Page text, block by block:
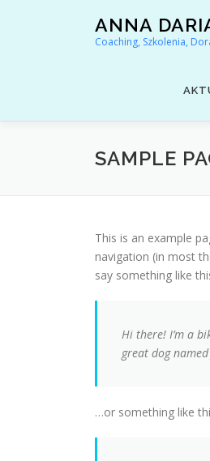
ANNA
Coaching, Szkolenia,
SAMPLE
This is an example
navigation (in most
say something like
Hi there! I’m a
great dog
…or something like